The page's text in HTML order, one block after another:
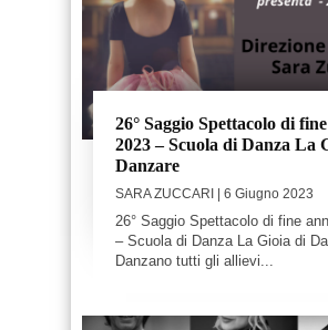
26° Saggio Spettacolo di
2023 – Scuola di Danza La
Danzare
SARA ZUCCARI | 6 Giugno 2023
26° Saggio Spettacolo di fine
– Scuola di Danza La Gioia di
Danzano tutti gli allievi...